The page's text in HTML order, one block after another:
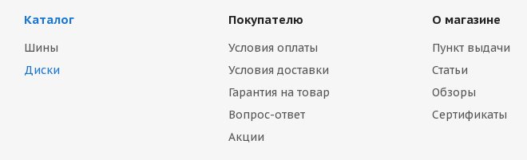
Каталог
Шины
Диски
Покупателю
Условия оплаты
Условия доставки
Гарантия на товар
Вопрос-ответ
Акции
О магазине
Пункт выдачи
Статьи
Обзоры
Сертификаты